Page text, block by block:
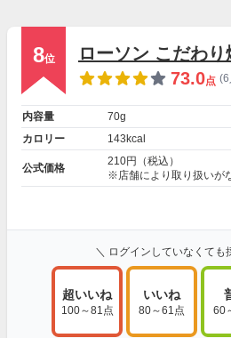
8位
ローソン こだわ
73.0点 (6
内容量
70g
カロリー
143kcal
公式価格
210円（税込）
※店舗により取り扱いが
＼ ログインしていなくても
超いいね
100～81点
いいね
80～61点 60